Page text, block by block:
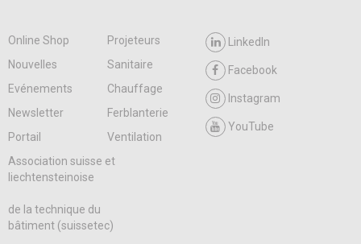
Online Shop
Projeteurs
Nouvelles
Sanitaire
Evénements
Chauffage
Newsletter
Ferblanterie
Portail
Ventilation
LinkedIn
Facebook
Instagram
YouTube
Association suisse et
liechtensteinoise
de la technique du
bâtiment (suissetec)